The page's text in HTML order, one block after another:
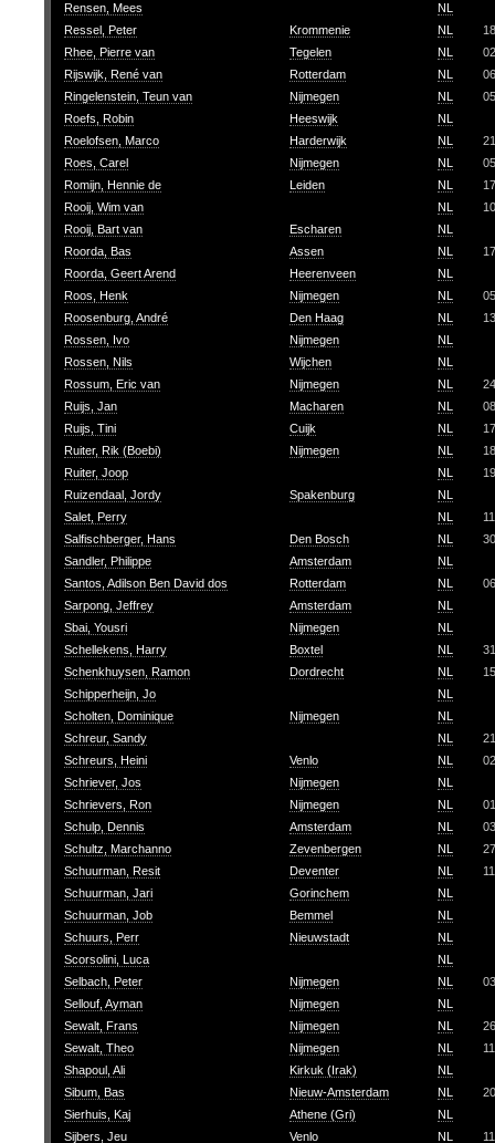
Rensen, Mees
NL
Ressel, Peter
Krommenie NL
Rhee, Pierre van
Tegelen NL
Rijswijk, René van
Rotterdam NL
Ringelenstein, Teun van
Nijmegen NL
Roefs, Robin
Heeswijk
NL
Roelofsen, Marco
Harderwijk NL
Roes, Carel
Nijmegen NL
Romijn, Hennie de
Leiden NL
Rooij, Wim van
NL
Rooij, Bart van
Escharen
NL
Roorda, Bas
Assen NL
Roorda, Geert Arend
Heerenveen
NL
Roos, Henk
Nijmegen NL
Roosenburg, André
Den Haag NL
Rossen, Ivo
Nijmegen
NL
Rossen, Nils
Wijchen
NL
Rossum, Eric van
Nijmegen NL
Ruijs, Jan
Macharen NL
Ruijs, Tini
Cuijk NL
Ruiter, Rik (Boebi)
Nijmegen NL
Ruiter, Joop
NL
Ruizendaal, Jordy
Spakenburg
NL
Salet, Perry
NL
Salfischberger, Hans
Den Bosch NL
Sandler, Philippe
Amsterdam
NL
Santos, Adilson Ben David dos
Rotterdam NL
Sarpong, Jeffrey
Amsterdam
NL
Sbai, Yousri
Nijmegen
NL
Schellekens, Harry
Boxtel NL
Schenkhuysen, Ramon
Dordrecht NL
Schipperheijn, Jo
NL
Scholten, Dominique
Nijmegen
NL
Schreur, Sandy
NL
Schreurs, Heini
Venlo NL
Schriever, Jos
Nijmegen
NL
Schrievers, Ron
Nijmegen NL
Schulp, Dennis
Amsterdam NL
Schultz, Marchanno
Zevenbergen NL
Schuurman, Resit
Deventer NL
Schuurman, Jari
Gorinchem
NL
Schuurman, Job
Bemmel
NL
Schuurs, Perr
Nieuwstadt
NL
Scorsolini, Luca
NL
Selbach, Peter
Nijmegen NL
Sellouf, Ayman
Nijmegen
NL
Sewalt, Frans
Nijmegen NL
Sewalt, Theo
Nijmegen NL
Shapoul, Ali
Kirkuk (Irak)
NL
Sibum, Bas
Nieuw-Amsterdam NL
Sierhuis, Kaj
Athene (Gri)
NL
Sijbers, Jeu
Venlo NL